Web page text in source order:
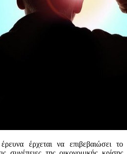
έρχεται να επιβεβαιώσει το